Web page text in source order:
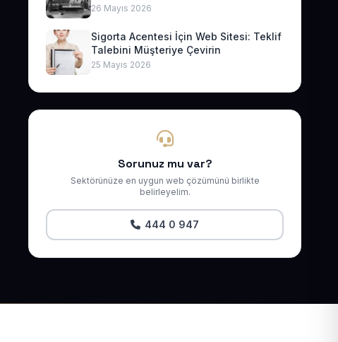
26 Mayıs 2026
Sigorta Acentesi İçin Web Sitesi: Teklif
Talebini Müşteriye Çevirin
25 Mayıs 2026
Sorunuz mu var?
Sektörünüze en uygun web çözümünü birlikte
belirleyelim.
444 0 947